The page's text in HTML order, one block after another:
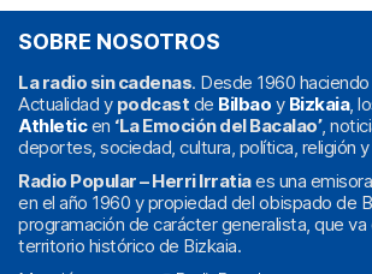
SOBRE NOSOTROS
La radio sin cadenas. Desde 1960
Actualidad y podcast de Bilbao y Bizkaia,
Athleticen ‘La Emoción del Bacalao’,
deportes, sociedad, cultura, política, religión
Radio Popular – Herri Irratiaes una
en el año 1960 y propiedad del obispado de
programación de carácter generalista, que va
territorio histórico de Bizkaia.